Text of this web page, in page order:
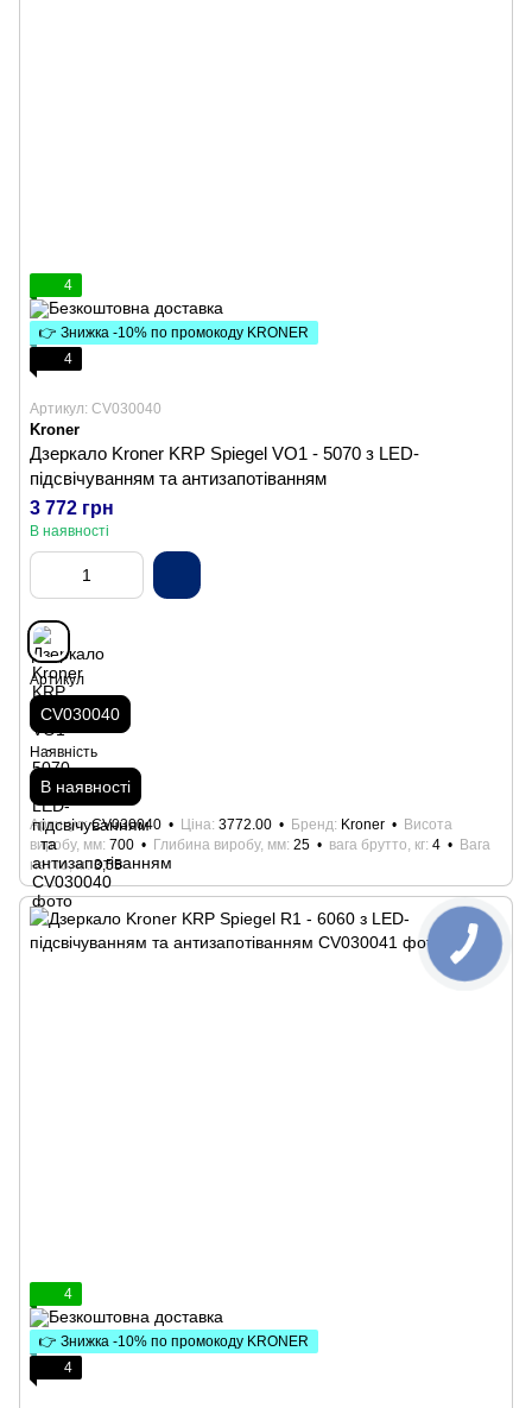
4
👉 Знижка -10% по промокоду KRONER
4
Артикул: CV030040
Kroner
Дзеркало Kroner KRP Spiegel VO1 - 5070 з LED-
підсвічуванням та антизапотіванням
3 772 грн
В наявності
Артикул
CV030040
Наявність
В наявності
Артикул CV030040 Ціна 3772.00 Бренд Kroner
Висота
виробу, мм 700 Глибина виробу, мм 25 вага брутто, кг 4
Вага
нетто, кг 3,55
4
👉 Знижка -10% по промокоду KRONER
4